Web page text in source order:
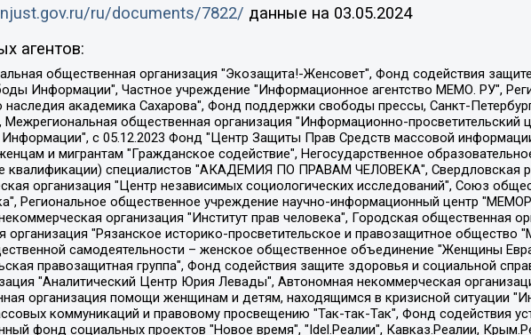
ru/documents/7822/ данные на 03.05.2024
агентов:
и правозащитное общество "Мемориал" (Рязанский Мемориал), Челябинский региональный орган общественной самодеятельности – женское общественное объединение "Женщины Евразии", Челябинский региональный орган общественной самодеятельности "Уральская правозащитная группа", Фонд содействия защите здоровья и социальной справедливости имени Андрея Рылькова, Автономная Некоммерческая Организация "Аналитический Центр Юрия Левады", Автономная некоммерческая организация социальной поддержки населения "Проект Апрель", Региональная общественная организация помощи женщинам и детям, находящимся в кризисной ситуации "Информационно-методический центр "Анна", Фонд содействия развитию массовых коммуникаций и правовому просвещению "Так-так-Так", Фонд содействия устойчивому развитию "Серебряная тайга", Свердловский региональный общественный фонд социальных проектов "Новое время", "Idel.Реалии", Кавказ.Реалии, Крым.Реалии, Телеканал Настоящее Время, Татаро-башкирская служба Радио Свобода (Azatliq Radiosi), Радио Свободная Европа/Радио Свобода (PCE/PC), "Сибирь.Реалии", "Фактограф", Благотворительный фонд помощи осужденным и их семьям, Автономная некоммерческая организация "Институт глобализации и социальных движений", Фонд "В защиту прав заключенных", Частное учреждение "Центр поддержки и содействия развитию средств массовой информации", Пензенский региональный общественный благотворительный фонд "Гражданский союз", "Север.Реалии", Некоммерческая организация Фонд "Правовая инициатива", Общество с ограниченной ответственностью "Радио Свободная Европа/Радио Свобода", Чешское информационное агентство "MEDIUM-ORIENT", Красноярская региональная общественная организация "Мы против СПИДа", Камалягин Денис Николаевич, Маркелов Сергей Евгеньевич, Пономарев Лев Александрович, Савицкая Людмила Алексеевна, Автономная некоммерческая организация "Центр по работе с проблемой насилия "НАСИЛИЮ.НЕТ", Межрегиональный профессиональный союз работников здравоохранения "Альянс врачей", Юридическое лицо, зарегистрированное в Латвийской Республике, SIA "Medusa Project" (регистрационный номер 40103797863, дата регистрации 10.06.2014), Некоммерческая организация "Фонд по борьбе с коррупцией", Автономная некоммерческая организация "Институт права и публичной политики", Баданин Роман Сергеевич, Гликин Максим Александрович, Железнова Мария Михайловна, Лукьянова Юлия Сергеевна, Маетная Елизавета Витальевна, Маняхин Петр Борисович, Чуракова Ольга Владимировна, Ярош Юлия Петровна, Юридическое лицо "The Insider SIA", зарегистрированное в Риге, Латвийская Республика (дата регистрации 26.06.2015), являющееся администратором доменного имени интернет-издания "The Insider SIA", https://theins.ru, Постернак Алексей Евгеньевич, Рубин Михаил Аркадьевич, Анин Роман Александрович, Юридическое лицо Istories fonds, зарегистрированное в Латвийской Республике (регистрационный номер 50008295751, дата регистрации 24.02.2020), Великовский Дмитрий Александрович, Долинина Ирина Николаевна, Мароховская Алеся Алексеевна, Шлейнов Роман Юрьевич, Шмагун Олеся Валентиновна, Общество с ограниченной ответственностью "Альтаир 2021", Общество с ограниченной ответственностью "Вега 2021", Общество с ограниченной ответственностью "Главный редактор 2021", Общество с ограниченной ответственностью "Ромашки монолит", Важенков Артем Валерьевич, Ивановская областная общественная организация "Центр гендерных исследований", Гурман Юрий Альбертович, Медиапроект "ОВД-Инфо", Егоров Владимир Владимирович, Жилинский Владимир Александрович, Общество с ограниченной ответственностью "ЗП", Иванова София Юрьевна, Карезина Инна Павловна, Кильтау Екатерина Викторовна, Петров Алексей Викторович, Пискунов Сергей Евгеньевич, Смирнов Сергей Сергеевич, Тихонов Михаил Сергеевич, Общество с ограниченной ответственностью "ЖУРНАЛИСТ-ИНОСТРАННЫЙ АГЕНТ", Арапова Галина Юрьевна, Вольтская Татьяна Анатольевна, Американская компания "Mason G.E.S. Anonymous Foundation" (США), являющаяся владельцем интернет-издания https://mnews.world/, Компания "Stichting Bellingcat", зарегистрированная в Нидерландах (дата регистрации 11.07.2018), Захаров Андрей Вячеславович, Клепиковская Екатерина Дмитриевна, Общество с ограниченной ответственностью "МЕМО", Перл Роман Александрович, Симонов Евгений Алексеевич, Соловьева Елена Анатольевна, Сотников Даниил Владимирович, Сурначева Елизавета Дмитриевна, Автономная некоммерческая организация по защите прав человека и информированию населения "Якутия – Наше Мнение", Общество с ограниченной ответственностью "Москоу диджитал медиа", с 26.01.2023 Общество с ограниченной ответственностью "Чайка Белые сады", Ветошкина Валерия Валерьевна, Заговора Максим Александрович, Межрегиональное общественное движение "Российская ЛГБТ - сеть", Оленичев Максим Владимирович, Павлов Иван Юрьевич, Скворцова Елена Сергеевна, Общество с ограниченной ответственностью "Как бы инагент", Кочетков Игорь Викторович, Общество с ограниченной ответственностью "Честные выборы", Еланчик Олег Александрович, Общество с